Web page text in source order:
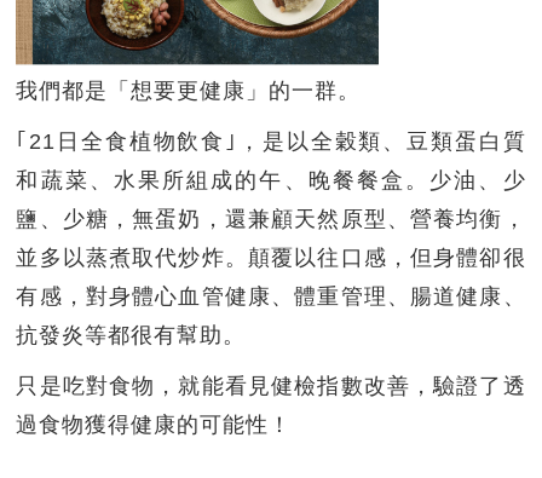
我們都是「想要更健康」的一群。
｢21日全食植物飲食｣，是以全穀類、豆類蛋白質
和蔬菜、水果所組成的午、晚餐餐盒。少油、少
鹽、少糖，無蛋奶，還兼顧天然原型、營養均衡，
並多以蒸煮取代炒炸。顛覆以往口感，但身體卻很
有感，對身體心血管健康、體重管理、腸道健康、
抗發炎等都很有幫助。
只是吃對食物，就能看見健檢指數改善，驗證了透
過食物獲得健康的可能性！